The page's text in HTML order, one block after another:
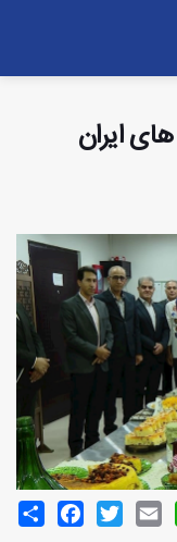
ایران
Share
FacebookTwitterEmail